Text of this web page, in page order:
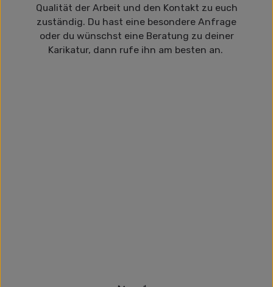
Qualität der Arbeit und den Kontakt zu euch
zuständig. Du hast eine besondere Anfrage
oder du wünschst eine Beratung zu deiner
Karikatur, dann rufe ihn am besten an.